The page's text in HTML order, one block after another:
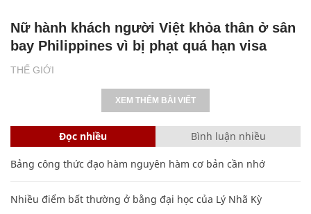
THẾ GIỚI
Nữ hành khách người Việt khỏa thân ở sân
bay Philippines vì bị phạt quá hạn visa
XEM THÊM BÀI VIẾT
Đọc nhiều Bình luận nhiều
Bảng công thức đạo hàm nguyên hàm cơ bản cần nhớ
Nhiều điểm bất thường ở bằng đại học của Lý Nhã Kỳ